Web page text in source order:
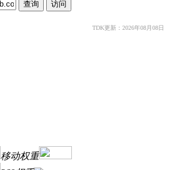
TDK更新：2026年08月08日
移动权重